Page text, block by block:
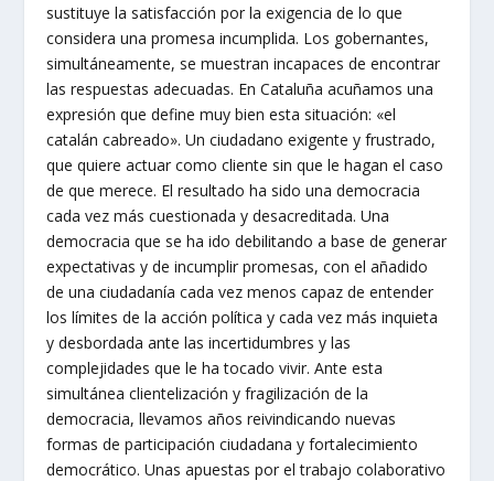
sustituye la satisfacción por la exigencia de lo que
considera una promesa incumplida. Los gobernantes,
simultáneamente, se muestran incapaces de encontrar
las respuestas adecuadas. En Cataluña acuñamos una
expresión que define muy bien esta situación: «el
catalán cabreado». Un ciudadano exigente y frustrado,
que quiere actuar como cliente sin que le hagan el caso
de que merece. El resultado ha sido una democracia
cada vez más cuestionada y desacreditada. Una
democracia que se ha ido debilitando a base de generar
expectativas y de incumplir promesas, con el añadido
de una ciudadanía cada vez menos capaz de entender
los límites de la acción política y cada vez más inquieta
y desbordada ante las incertidumbres y las
complejidades que le ha tocado vivir. Ante esta
simultánea clientelización y fragilización de la
democracia, llevamos años reivindicando nuevas
formas de participación ciudadana y fortalecimiento
democrático. Unas apuestas por el trabajo colaborativo